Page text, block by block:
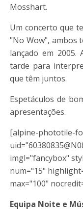
Mosshart.
Um concerto que
"No Wow", ambos
lançado em 2005.
tarde para
que têm juntos.
Espetáculos de
apresentações.
[alpine-phototile-
imgl="fancybox"
num="15"
max="100"
Equipa Noite e